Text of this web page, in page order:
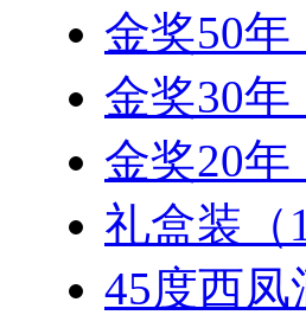
金奖50年
金奖30年
金奖20年
礼盒装（
45度西凤